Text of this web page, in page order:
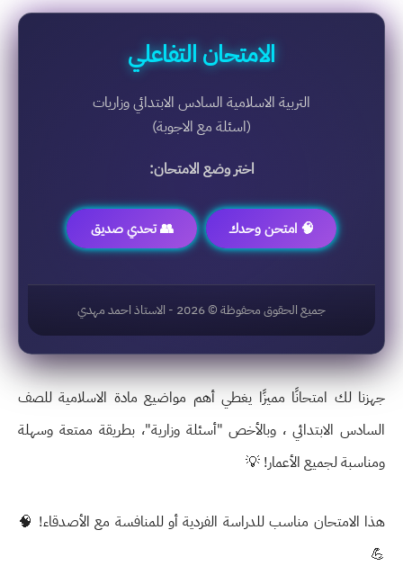
الامتحان التفاعلي
التربية الاسلامية السادس الابتدائي وزاريات
(اسئلة مع الاجوبة)
اختر وضع الامتحان:
🧠 امتحن وحدك 👥 تحدي صديق
جميع الحقوق محفوظة ©2026 - الاستاذ احمد مهدي
جهزنا لك امتحانًا مميزًا يغطي أهم مواضيع مادة الاسلامية للصف
السادس الابتدائي ، وبالأخص "أسئلة وزارية"، بطريقة ممتعة وسهلة
ومناسبة لجميع الأعمار! 💡
هذا الامتحان مناسب للدراسة الفردية أو للمنافسة مع الأصدقاء! 🧠
💪